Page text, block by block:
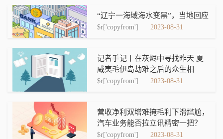
“辽宁一海域海水变黑”，当地回应
$r['copyfrom'] 2023-08-31
记者手记丨在灰烬中寻找昨天 夏
威夷毛伊岛劫难之后的众生相
$r['copyfrom'] 2023-08-31
营收净利双增难掩毛利下滑尴尬，
汽车业务能否拉立讯精密一把？
$r['copyfrom'] 2023-08-31